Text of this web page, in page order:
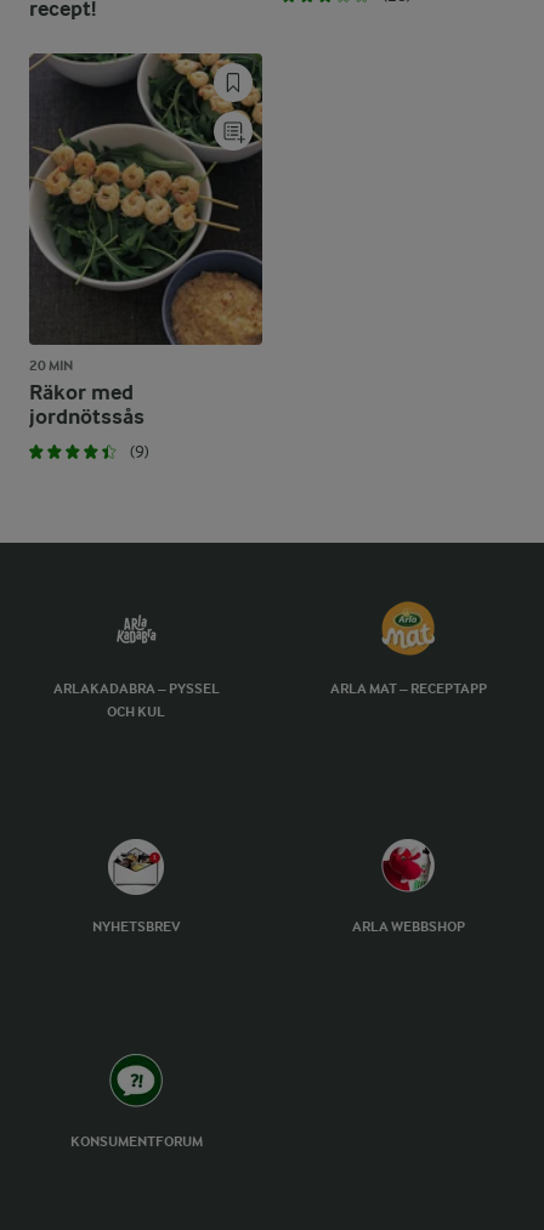
recept!
20 MIN
Räkor med
jordnötssås
(9)
ARLAKADABRA – PYSSEL
OCH KUL
ARLA MAT – RECEPTAPP
NYHETSBREV ARLA WEBBSHOP
KONSUMENTFORUM